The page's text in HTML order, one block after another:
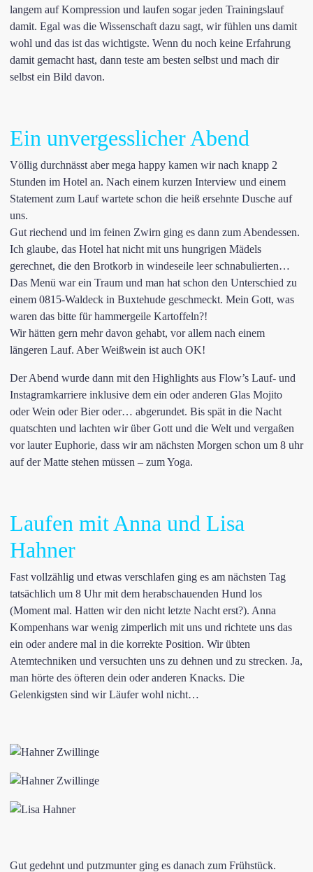
langem auf Kompression und laufen sogar jeden Trainingslauf
damit. Egal was die Wissenschaft dazu sagt, wir fühlen uns damit
wohl und das ist das wichtigste. Wenn du noch keine Erfahrung
damit gemacht hast, dann teste am besten selbst und mach dir
selbst ein Bild davon.
Ein unvergesslicher Abend
Völlig durchnässt aber mega happy kamen wir nach knapp 2
Stunden im Hotel an. Nach einem kurzen Interview und einem
Statement zum Lauf wartete schon die heiß ersehnte Dusche auf
uns.
Gut riechend und im feinen Zwirn ging es dann zum Abendessen.
Ich glaube, das Hotel hat nicht mit uns hungrigen Mädels
gerechnet, die den Brotkorb in windeseile leer schnabulierten…
Das Menü war ein Traum und man hat schon den Unterschied zu
einem 0815-Waldeck in Buxtehude geschmeckt. Mein Gott, was
waren das bitte für hammergeile Kartoffeln?!
Wir hätten gern mehr davon gehabt, vor allem nach einem
längeren Lauf. Aber Weißwein ist auch OK!
Der Abend wurde dann mit den Highlights aus Flow’s Lauf- und
Instagramkarriere inklusive dem ein oder anderen Glas Mojito
oder Wein oder Bier oder… abgerundet. Bis spät in die Nacht
quatschten und lachten wir über Gott und die Welt und vergaßen
vor lauter Euphorie, dass wir am nächsten Morgen schon um 8 uhr
auf der Matte stehen müssen – zum Yoga.
Laufen mit Anna und Lisa
Hahner
Fast vollzählig und etwas verschlafen ging es am nächsten Tag
tatsächlich um 8 Uhr mit dem herabschauenden Hund los
(Moment mal. Hatten wir den nicht letzte Nacht erst?). Anna
Kompenhans war wenig zimperlich mit uns und richtete uns das
ein oder andere mal in die korrekte Position. Wir übten
Atemtechniken und versuchten uns zu dehnen und zu strecken. Ja,
man hörte des öfteren dein oder anderen Knacks. Die
Gelenkigsten sind wir Läufer wohl nicht…
Gut gedehnt und putzmunter ging es danach zum Frühstück.